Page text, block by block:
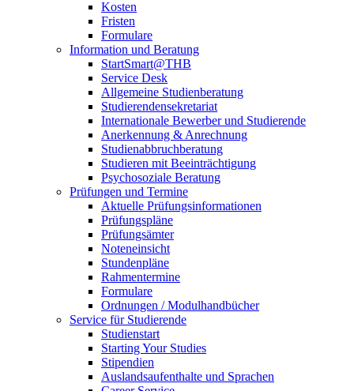
Kosten
Fristen
Formulare
Information und Beratung
StartSmart@THB
Service Desk
Allgemeine Studienberatung
Studierendensekretariat
Internationale Bewerber und Studierende
Anerkennung & Anrechnung
Studienabbruchberatung
Studieren mit Beeinträchtigung
Psychosoziale Beratung
Prüfungen und Termine
Aktuelle Prüfungsinformationen
Prüfungspläne
Prüfungsämter
Noteneinsicht
Stundenpläne
Rahmentermine
Formulare
Ordnungen / Modulhandbücher
Service für Studierende
Studienstart
Starting Your Studies
Stipendien
Auslandsaufenthalte und Sprachen